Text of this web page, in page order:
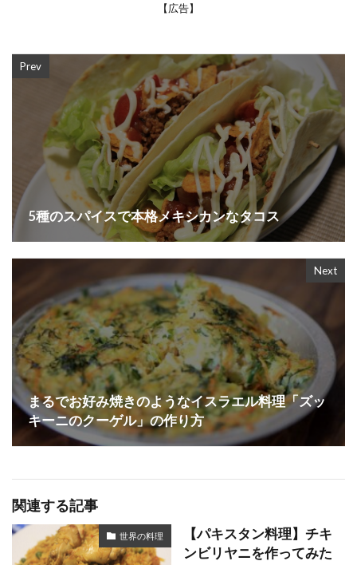
【広告】
Prev
5種のスパイスで本格メキシカンなタコス
Next
まるでお好み焼きのようなイスラエル料理「ズッ
キーニのクーゲル」の作り方
関連する記事
世界の料理
【パキスタン料理】チキ
ンビリヤニを作ってみた